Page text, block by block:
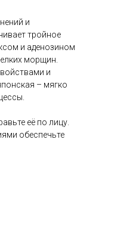
и
тройное
и аденозином
морщин.
и
– мягко
её по лицу.
обеспечьте